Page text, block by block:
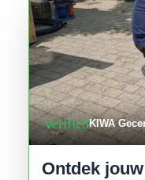
verifiedKIWA
Ontdek